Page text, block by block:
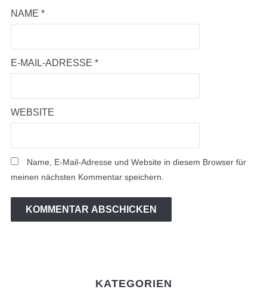
NAME *
E-MAIL-ADRESSE *
WEBSITE
Name, E-Mail-Adresse und Website in diesem Browser für
meinen nächsten Kommentar speichern.
KATEGORIEN